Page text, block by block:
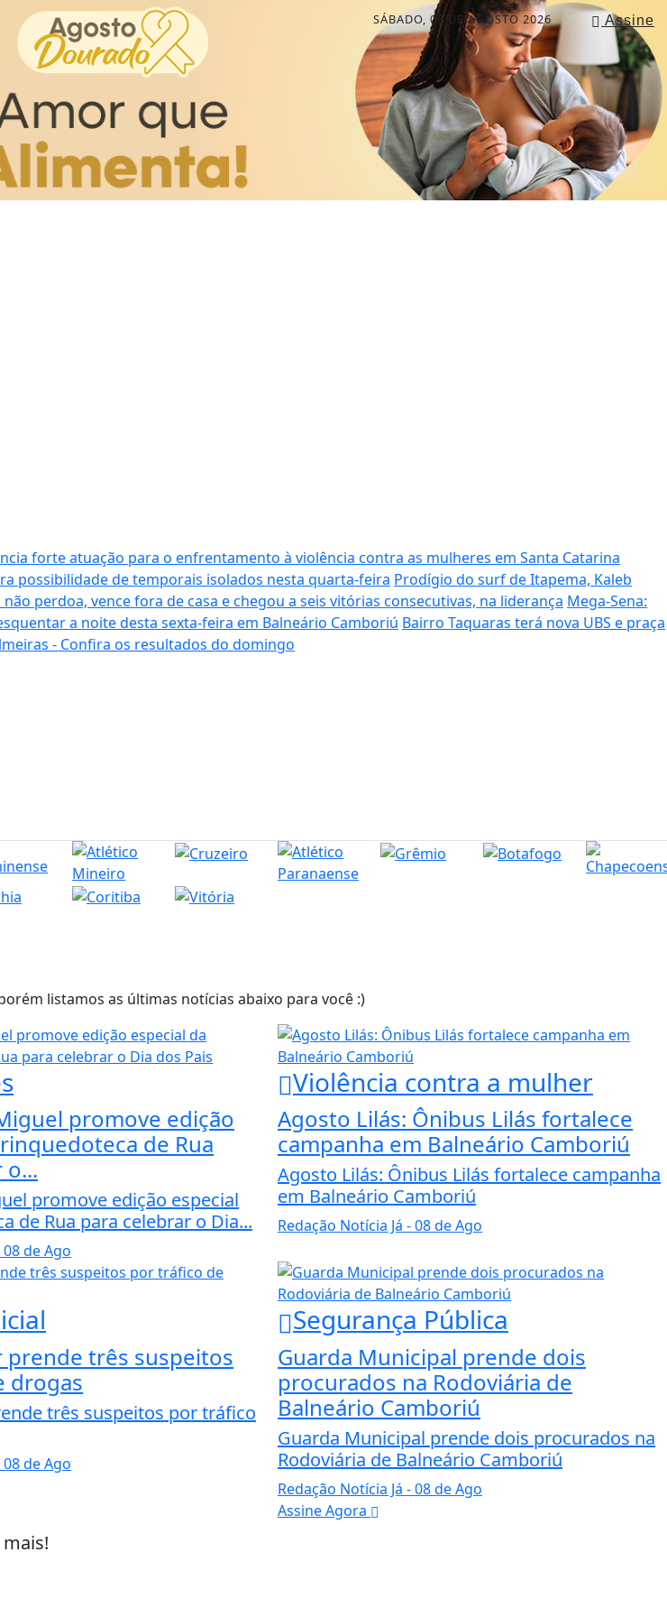
Assine
SÁBADO, 08 DE AGOSTO 2026
forte atuação para o enfrentamento à violência contra as mulheres em Santa Catarina
possibilidade de temporais isolados nesta quarta-feira Prodígio do surf de Itapema, Kaleb
não perdoa, vence fora de casa e chegou a seis vitórias consecutivas, na liderança Mega-Sena:
a noite desta sexta-feira em Balneário Camboriú Bairro Taquaras terá nova UBS e praça
- Confira os resultados do domingo
listamos as últimas notícias abaixo para você :)
promove edição
de Rua
o...
promove edição especial
de Rua para celebrar o Dia...
08 de Ago
Violência contra a mulher
Agosto Lilás: Ônibus Lilás fortalece
campanha em Balneário Camboriú
Agosto Lilás: Ônibus Lilás fortalece campanha
em Balneário Camboriú
Redação Notícia Já - 08 de Ago
prende três suspeitos
drogas
três suspeitos por tráfico
08 de Ago
Segurança Pública
Guarda Municipal prende dois
procurados na Rodoviária de
Balneário Camboriú
Guarda Municipal prende dois procurados na
Rodoviária de Balneário Camboriú
Redação Notícia Já - 08 de Ago
Assine Agora